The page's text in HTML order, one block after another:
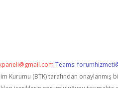
Teams:
Kurumu (BTK) tarafından